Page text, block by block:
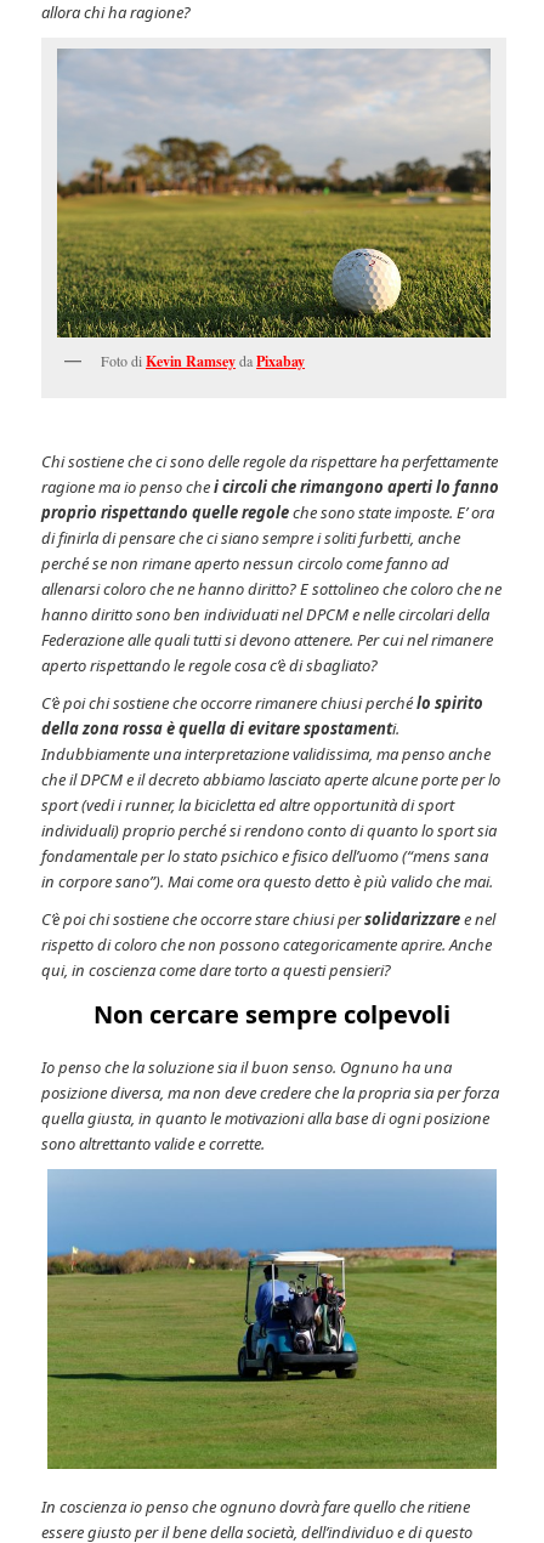
allora chi ha ragione?
Foto diKevin RamseydaPixabay
Chi sostiene che ci sono delle regole da rispettare ha perfettamente
ragione ma io penso chei circoli che rimangono aperti lo fanno
proprio rispettando quelle regoleche sono state imposte. E’ ora
di finirla di pensare che ci siano sempre i soliti furbetti, anche
perché se non rimane aperto nessun circolo come fanno ad
allenarsi coloro che ne hanno diritto? E sottolineo che coloro che ne
hanno diritto sono ben individuati nel DPCM e nelle circolari della
Federazione alle quali tutti si devono attenere. Per cui nel rimanere
aperto rispettando le regole cosa c’è di sbagliato?
C’è poi chi sostiene che occorre rimanere chiusi perchélo spirito
della zona rossa è quella di evitare spostamenti.
Indubbiamente una interpretazione validissima, ma penso anche
che il DPCM e il decreto abbiamo lasciato aperte alcune porte per lo
sport (vedi i runner, la bicicletta ed altre opportunità di sport
individuali) proprio perché si rendono conto di quanto lo sport sia
fondamentale per lo stato psichico e fisico dell’uomo (“mens sana
in corpore sano”). Mai come ora questo detto è più valido che mai.
C’è poi chi sostiene che occorre stare chiusi persolidarizzaree nel
rispetto di coloro che non possono categoricamente aprire. Anche
qui, in coscienza come dare torto a questi pensieri?
Non cercare sempre colpevoli
Io penso che la soluzione sia il buon senso. Ognuno ha una
posizione diversa, ma non deve credere che la propria sia per forza
quella giusta, in quanto le motivazioni alla base di ogni posizione
sono altrettanto valide e corrette.
In coscienza io penso che ognuno dovrà fare quello che ritiene
essere giusto per il bene della società, dell’individuo e di questo